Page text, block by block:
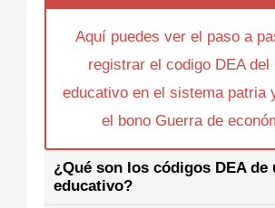
Aquí puedes ver el paso a
registrar el codigo DEA del
educativo en el sistema patria
el bono Guerra de
¿Qué son los códigos DEA de
educativo?